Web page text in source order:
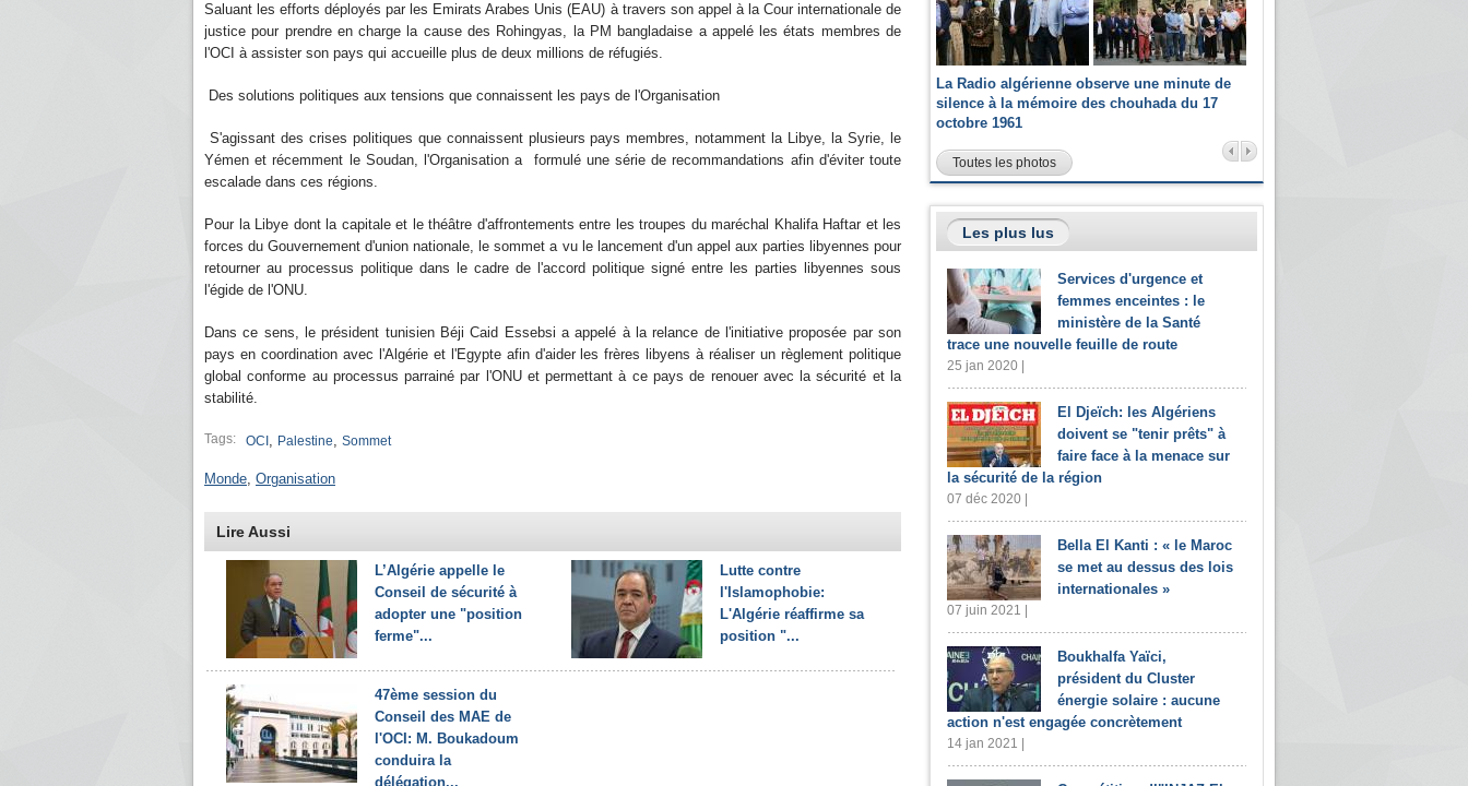
Saluant les efforts déployés par les Emirats Arabes Unis (EAU) à travers son appel à la Cour internationale de
justice pour prendre en charge la cause des Rohingyas, la PM bangladaise a appelé les états membres de
l'OCI à assister son pays qui accueille plus de deux millions de réfugiés.
Des solutions politiques aux tensions que connaissent les pays de l'Organisation
S'agissant des crises politiques que connaissent plusieurs pays membres, notamment la Libye, la Syrie, le
Yémen et récemment le Soudan, l'Organisation a formulé une série de recommandations afin d'éviter toute
escalade dans ces régions.
Pour la Libye dont la capitale et le théâtre d'affrontements entre les troupes du maréchal Khalifa Haftar et les
forces du Gouvernement d'union nationale, le sommet a vu le lancement d'un appel aux parties libyennes pour
retourner au processus politique dans le cadre de l'accord politique signé entre les parties libyennes sous
l'égide de l'ONU.
Dans ce sens, le président tunisien Béji Caid Essebsi a appelé à la relance de l'initiative proposée par son
pays en coordination avec l'Algérie et l'Egypte afin d'aider les frères libyens à réaliser un règlement politique
global conforme au processus parrainé par l'ONU et permettant à ce pays de renouer avec la sécurité et la
stabilité.
Tags: OCI , Palestine, Sommet
Monde, Organisation
Lire Aussi
L’Algérie appelle le
Conseil de sécurité à
adopter une "position
ferme"...
Lutte contre
l'Islamophobie:
L'Algérie réaffirme sa
position "...
47ème session du
Conseil des MAE de
l'OCI: M. Boukadoum
conduira la
délégation...
La Radio algérienne observe une minute de
silence à la mémoire des chouhada du 17
octobre 1961
Toutes les photos
Les plus lus
Services d'urgence et
femmes enceintes : le
ministère de la Santé
trace une nouvelle feuille de route
25 jan 2020 |
El Djeïch: les Algériens
doivent se "tenir prêts" à
faire face à la menace sur
la sécurité de la région
07 déc 2020 |
Bella El Kanti : « le Maroc
se met au dessus des lois
internationales »
07 juin 2021 |
Boukhalfa Yaïci,
président du Cluster
énergie solaire : aucune
action n'est engagée concrètement
14 jan 2021 |